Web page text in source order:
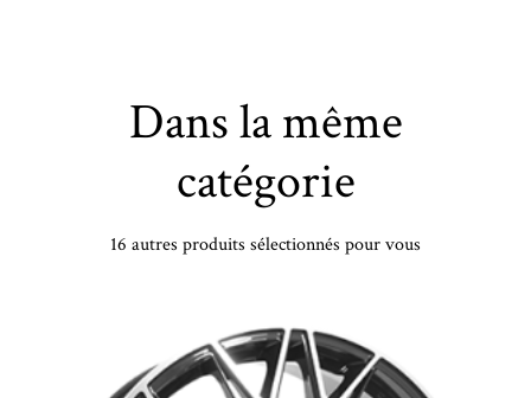
Dans la même
catégorie
16 autres produits sélectionnés pour vous